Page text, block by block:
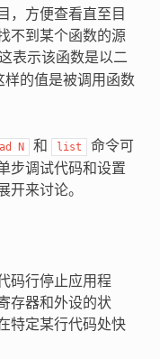
，方便查看直至目
不到某个函数的源
表示该函数是以二
样的值是被调用函数
N 和 list
命令可
步调试代码和设置
开来讨论。
码行停止应用程
存器和外设的状
特定某行代码处快